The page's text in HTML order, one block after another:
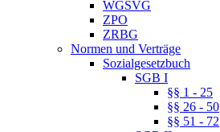
WGSVG
ZPO
ZRBG
Normen und Verträge
Sozialgesetzbuch
SGB I
§§ 1 - 25
§§ 26 - 50
§§ 51 - 72